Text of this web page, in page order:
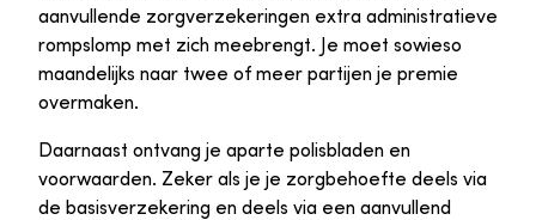
aanvullende zorgverzekeringen extra administratieve
rompslomp met zich meebrengt. Je moet sowieso
maandelijks naar twee of meer partijen je premie
overmaken.
Daarnaast ontvang je aparte polisbladen en
voorwaarden. Zeker als je je zorgbehoefte deels via
de basisverzekering en deels via een aanvullend